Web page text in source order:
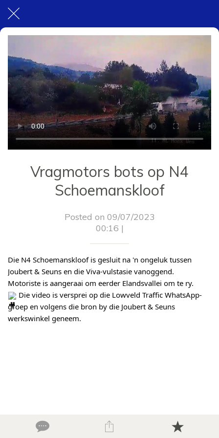
Vragmotors bots op N4
Schoemanskloof
Posted on 09/07/2023
00:16 |
Die N4 Schoemanskloof is gesluit na 'n ongeluk tussen
Joubert & Seuns en die Viva-vulstasie vanoggend.
Motoriste is aangeraai om eerder Elandsvallei om te ry.
Die video is versprei op die Lowveld Traffic WhatsApp-
groep en volgens die bron by die Joubert & Seuns
werkswinkel geneem.